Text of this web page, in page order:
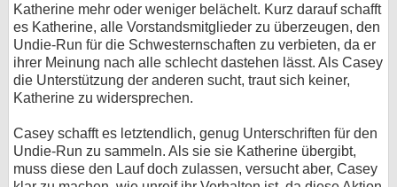
Katherine mehr oder weniger belächelt. Kurz darauf schafft
es Katherine, alle Vorstandsmitglieder zu überzeugen, den
Undie-Run für die Schwesternschaften zu verbieten, da er
ihrer Meinung nach alle schlecht dastehen lässt. Als Casey
die Unterstützung der anderen sucht, traut sich keiner,
Katherine zu widersprechen.
Casey schafft es letztendlich, genug Unterschriften für den
Undie-Run zu sammeln. Als sie sie Katherine übergibt,
muss diese den Lauf doch zulassen, versucht aber, Casey